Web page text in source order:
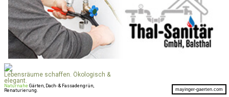
Wassernutzung für den Garten: Thal-Sanitär GmbH aus Balsthal
SO macht’s möglich